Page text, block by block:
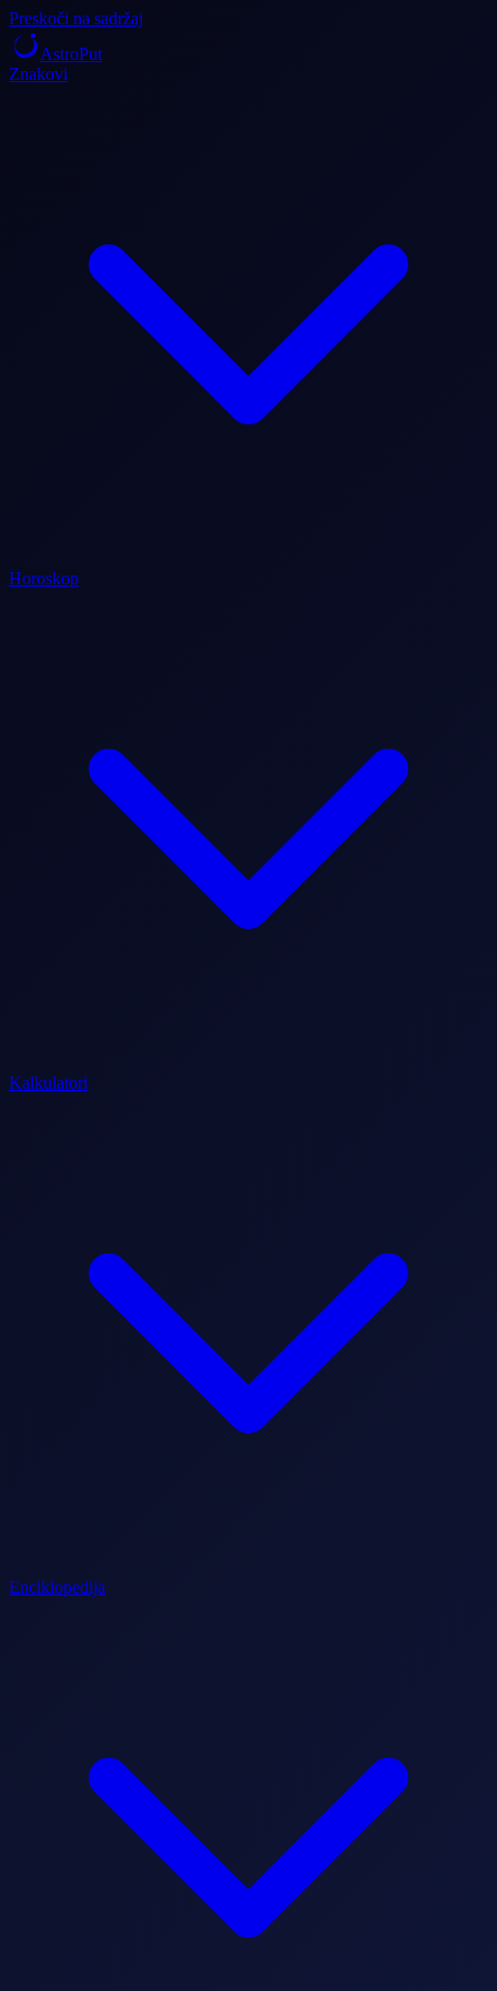
Preskoči na sadržaj
AstroPut
Znakovi
Horoskop
Kalkulatori
Enciklopedija